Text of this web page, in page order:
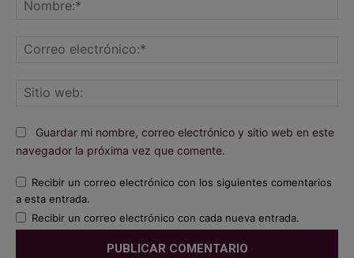
Guardar mi nombre, correo electrónico y sitio web en este
navegador la próxima vez que comente.
Recibir un correo electrónico con los siguientes comentarios
a esta entrada.
Recibir un correo electrónico con cada nueva entrada.